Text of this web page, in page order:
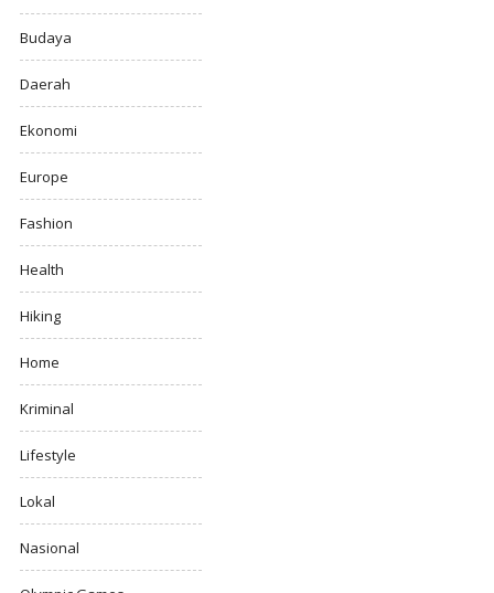
Budaya
Daerah
Ekonomi
Europe
Fashion
Health
Hiking
Home
Kriminal
Lifestyle
Lokal
Nasional